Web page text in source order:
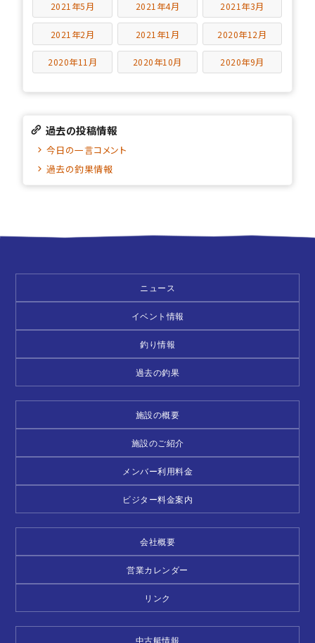
2021年5月 2021年4月 2021年3月
2021年2月 2021年1月 2020年12月
2020年11月 2020年10月 2020年9月
過去の投稿情報
今日の一言コメント
過去の釣果情報
ニュース
イベント情報
釣り情報
過去の釣果
施設の概要
施設のご紹介
メンバー利用料金
ビジター料金案内
会社概要
営業カレンダー
リンク
中古艇情報